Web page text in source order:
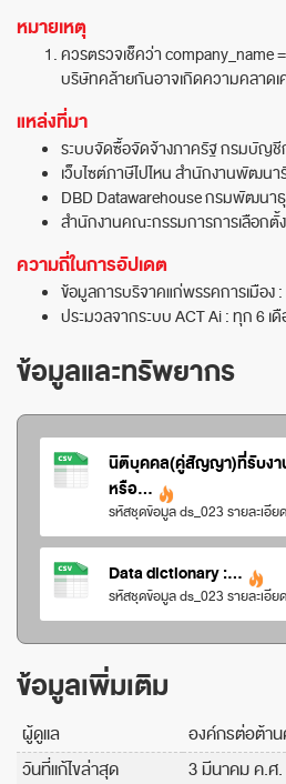
หมายเหตุ
ควรตรวจเช็คว่า company_name
บริษัทคล้ายกันอาจเกิดความคลาดเ
แหล่งที่มา
ระบบจัดซื้อจัดจ้างภาครัฐ กรมบัญชี
เว็บไซต์ภาษีไปไหน สำนักงานพัฒน
DBD Datawarehouse กรมพัฒนา
สำนักงานคณะกรรมการการเลือกตั้
ความถี่ในการอัปเดต
ข้อมูลการบริจาคแก่พรรคการเมือง
ประมวลจากระบบ ACT Ai : ทุก 6 เ
ข้อมูลและทรัพยากร
นิติบุคคล(คู่สัญญา)ที่รับงา
หรือ...
รหัสชุดข้อมูล ds_023 รายละเอีย
Data dictionary :...
รหัสชุดข้อมูล ds_023 รายละเอีย
ข้อมูลเพิ่มเติม
ผู้ดูแล
องค์กรต่อต้า
วันที่แก้ไขล่าสุด
3 มีนาคม ค.ศ